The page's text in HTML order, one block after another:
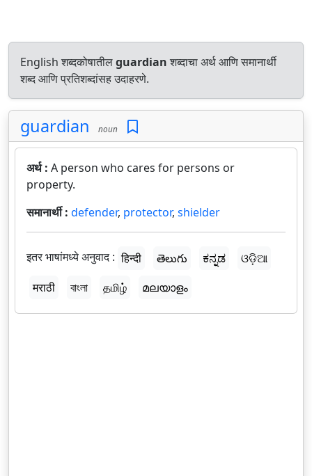
English शब्दकोषातीलguardianशब्दाचा अर्थ आणि समानार्थी
शब्द आणि प्रतिशब्दांसह उदाहरणे.
guardian noun
अर्थ : A person who cares for persons or
property.
समानार्थी : defender, protector, shielder
इतर भाषांमध्ये अनुवाद : हिन्दी తెలుగు ಕನ್ನಡ
ଓଡ଼ିଆ
मराठी
বাংলা தமிழ் മലയാളം